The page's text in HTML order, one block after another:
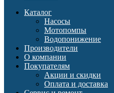
Каталог
Насосы
Мотопомпы
Водопонижение
Производители
О компании
Покупателям
Акции и скидки
Оплата и доставка